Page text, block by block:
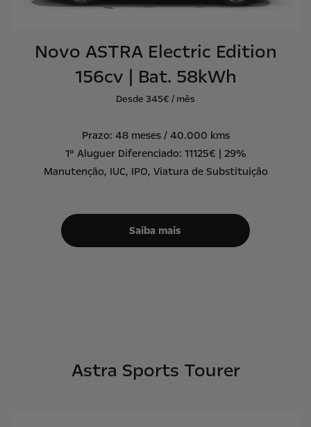
Novo ASTRA Electric Edition
156cv | Bat. 58kWh
Desde 345€ / mês
Prazo: 48 meses / 40.000 kms
1º Aluguer Diferenciado: 11125€ | 29%
Manutenção, IUC, IPO, Viatura de Substituição
Saiba mais
Astra Sports Tourer